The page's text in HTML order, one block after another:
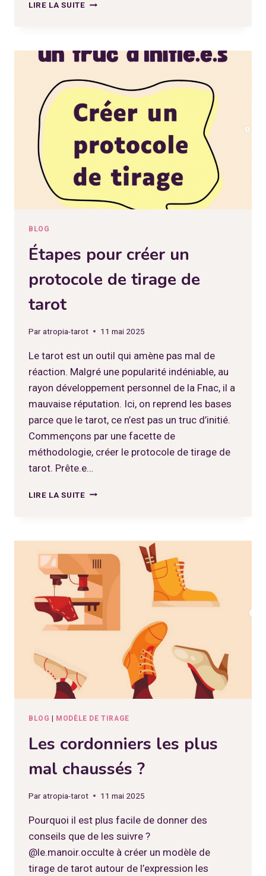
LIRE LA SUITEMYTHE
GAUCHE
DANS
LE
TAROT
BLOG
Étapes pour créer un
protocole de tirage de
tarot
Paratropia-tarot 11 mai 2025
Le tarot est un outil qui amène pas mal de
réaction. Malgré une popularité indéniable, au
rayon développement personnel de la Fnac, il a
mauvaise réputation. Ici, on reprend les bases
parce que le tarot, ce n’est pas un truc d’initié.
Commençons par une facette de
méthodologie, créer le protocole de tirage de
tarot. Prête.e…
LIRE LA SUITEÉTAPES
PROTOCOLE
DE
TIRAGE
DE
TAROT
BLOG MODÈLE DE TIRAGE
Les cordonniers les plus
mal chaussés ?
Paratropia-tarot 11 mai 2025
Pourquoi il est plus facile de donner des
conseils que de les suivre ?
@le.manoir.occulte à créer un modèle de
tirage de tarot autour de l’expression les